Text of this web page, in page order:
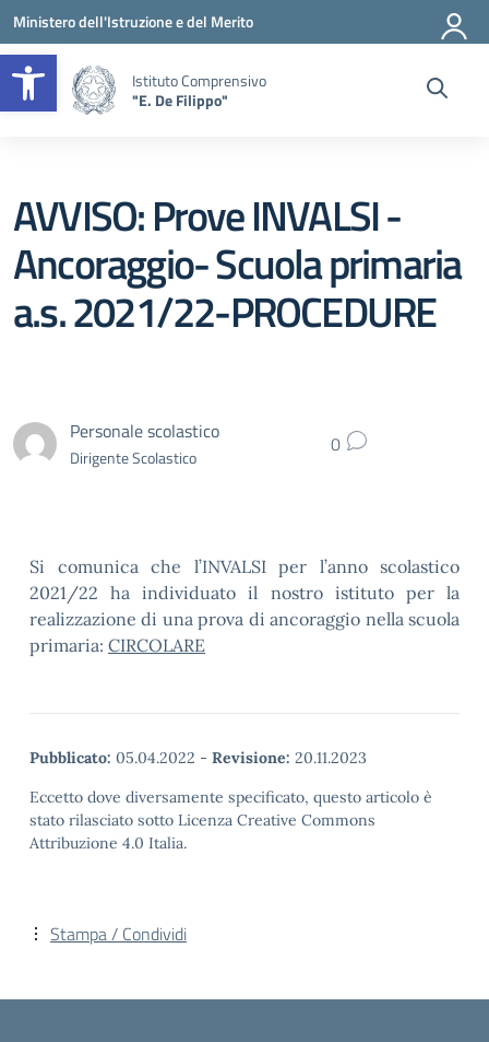
Apri la barra degli strumenti
Vai ai contenuti
Vai al menu di navigazione
Vai al footer
Ministero dell'Istruzione e del Merito
Istituto Comprensivo
"E. De Filippo"
AVVISO: Prove INVALSI -
Ancoraggio- Scuola primaria
a.s. 2021/22-PROCEDURE
Personale scolastico
Dirigente Scolastico 0
Si comunica che l’INVALSI per l’anno scolastico
2021/22 ha individuato il nostro istituto per la
realizzazione di una prova di ancoraggio nella scuola
primaria: CIRCOLARE
Pubblicato: 05.04.2022 - Revisione: 20.11.2023
Eccetto dove diversamente specificato, questo articolo è
stato rilasciato sotto Licenza Creative Commons
Attribuzione 4.0 Italia.
Stampa / Condividi